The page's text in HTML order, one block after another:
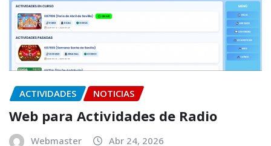
ACTIVIDADES NOTICIAS
Web para Actividades de Radio
Webmaster Abr 24, 2026